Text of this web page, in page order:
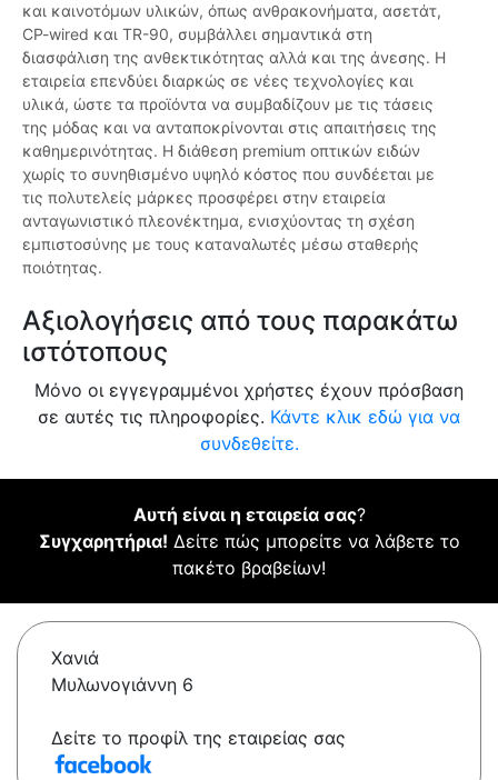
και καινοτόμων υλικών, όπως ανθρακονήματα, ασετάτ,
CP-wired και TR-90, συμβάλλει σημαντικά στη
διασφάλιση της ανθεκτικότητας αλλά και της άνεσης. Η
εταιρεία επενδύει διαρκώς σε νέες τεχνολογίες και
υλικά, ώστε τα προϊόντα να συμβαδίζουν με τις τάσεις
της μόδας και να ανταποκρίνονται στις απαιτήσεις της
καθημερινότητας. Η διάθεση premium οπτικών ειδών
χωρίς το συνηθισμένο υψηλό κόστος που συνδέεται με
τις πολυτελείς μάρκες προσφέρει στην εταιρεία
ανταγωνιστικό πλεονέκτημα, ενισχύοντας τη σχέση
εμπιστοσύνης με τους καταναλωτές μέσω σταθερής
ποιότητας.
Αξιολογήσεις από τους παρακάτω
ιστότοπους
Μόνο οι εγγεγραμμένοι χρήστες έχουν πρόσβαση
σε αυτές τις πληροφορίες. Κάντε κλικ εδώ για να
συνδεθείτε.
Αυτή είναι η εταιρεία σας?
Συγχαρητήρια! Δείτε πώς μπορείτε να λάβετε το
πακέτο βραβείων!
Χανιά
Μυλωνογιάννη 6
Δείτε το προφίλ της εταιρείας σας